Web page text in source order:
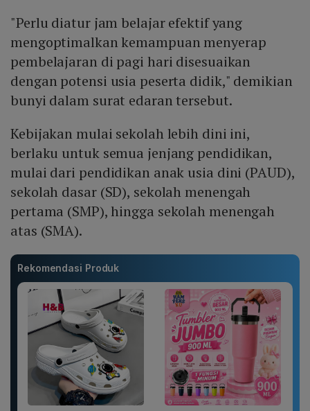
"Perlu diatur jam belajar efektif yang
mengoptimalkan kemampuan menyerap
pembelajaran di pagi hari disesuaikan
dengan potensi usia peserta didik," demikian
bunyi dalam surat edaran tersebut.
Kebijakan mulai sekolah lebih dini ini,
berlaku untuk semua jenjang pendidikan,
mulai dari pendidikan anak usia dini (PAUD),
sekolah dasar (SD), sekolah menengah
pertama (SMP), hingga sekolah menengah
atas (SMA).
Rekomendasi Produk